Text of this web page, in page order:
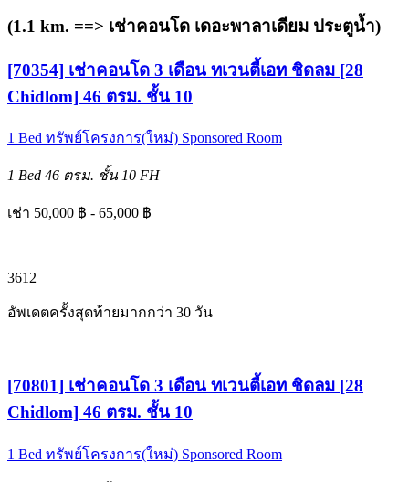
(1.1 km. ==> เช่าคอนโด เดอะพาลาเดียม ประตูน้ำ)
[70354] เช่าคอนโด 3 เดือน ทเวนตี้เอท ชิดลม [28
Chidlom] 46 ตรม. ชั้น 10
1 Bed ทรัพย์โครงการ(ใหม่) Sponsored Room
1 Bed 46 ตรม. ชั้น 10 FH
เช่า 50,000 ฿ - 65,000 ฿
3612
อัพเดตครั้งสุดท้ายมากกว่า 30 วัน
[70801] เช่าคอนโด 3 เดือน ทเวนตี้เอท ชิดลม [28
Chidlom] 46 ตรม. ชั้น 10
1 Bed ทรัพย์โครงการ(ใหม่) Sponsored Room